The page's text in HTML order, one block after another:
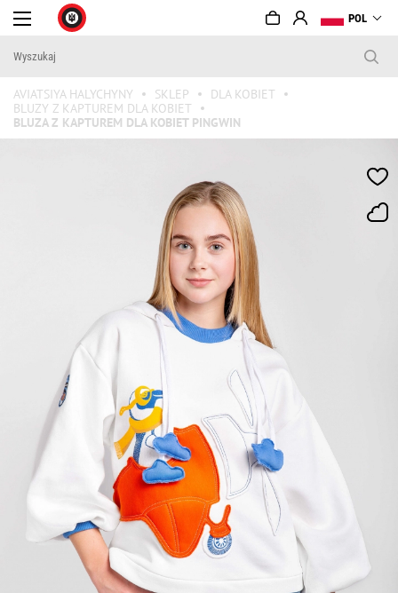
POL
AVIATSIYA HALYCHYNY SKLEP
DLA KOBIET
BLUZY Z KAPTUREM DLA KOBIET
BLUZA Z KAPTUREM DLA KOBIET PINGWIN